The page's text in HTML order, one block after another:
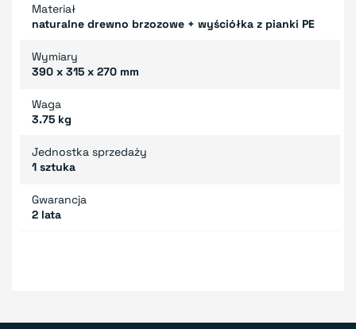
Materiał
naturalne drewno brzozowe + wyściółka z pianki PE
Wymiary
390 x 315 x 270 mm
Waga
3.75 kg
Jednostka sprzedaży
1 sztuka
Gwarancja
2 lata